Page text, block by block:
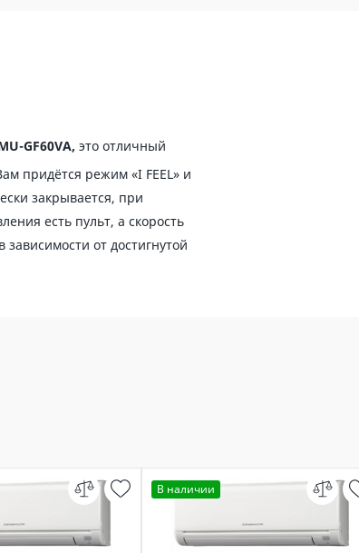
GF60VA, это отличный
придётся режим «I FEEL» и
закрывается, при
есть пульт, а скорость
зависимости от достигнутой
В наличии